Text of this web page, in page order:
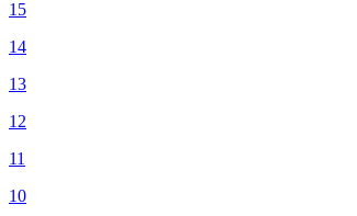
15
14
13
12
11
10